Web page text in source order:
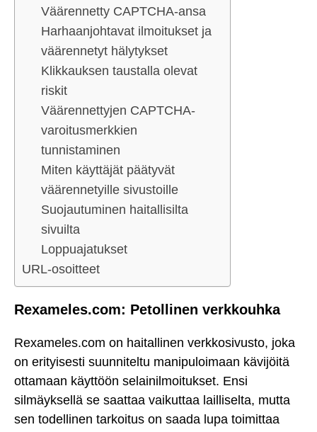
Väärennetty CAPTCHA-ansa
Harhaanjohtavat ilmoitukset ja
väärennetyt hälytykset
Klikkauksen taustalla olevat
riskit
Väärennettyjen CAPTCHA-
varoitusmerkkien
tunnistaminen
Miten käyttäjät päätyvät
väärennetyille sivustoille
Suojautuminen haitallisilta
sivuilta
Loppuajatukset
URL-osoitteet
Rexameles.com: Petollinen verkkouhka
Rexameles.com on haitallinen verkkosivusto, joka
on erityisesti suunniteltu manipuloimaan kävijöitä
ottamaan käyttöön selainilmoitukset. Ensi
silmäyksellä se saattaa vaikuttaa lailliselta, mutta
sen todellinen tarkoitus on saada lupa toimittaa